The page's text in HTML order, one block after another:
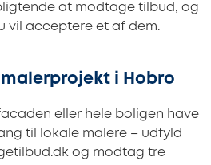
at modtage tilbud, og
vil acceptere et af dem.
i Hobro
eller hele boligen have
til lokale malere – udfyld
og modtag tre